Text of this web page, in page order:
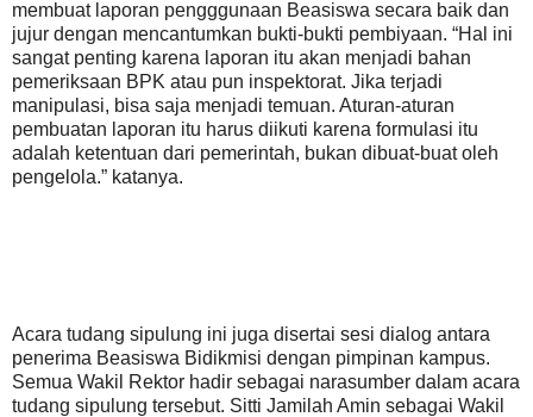
membuat laporan pengggunaan Beasiswa secara baik dan
jujur dengan mencantumkan bukti-bukti pembiyaan. “Hal ini
sangat penting karena laporan itu akan menjadi bahan
pemeriksaan BPK atau pun inspektorat. Jika terjadi
manipulasi, bisa saja menjadi temuan. Aturan-aturan
pembuatan laporan itu harus diikuti karena formulasi itu
adalah ketentuan dari pemerintah, bukan dibuat-buat oleh
pengelola.” katanya.
Acara tudang sipulung ini juga disertai sesi dialog antara
penerima Beasiswa Bidikmisi dengan pimpinan kampus.
Semua Wakil Rektor hadir sebagai narasumber dalam acara
tudang sipulung tersebut. Sitti Jamilah Amin sebagai Wakil